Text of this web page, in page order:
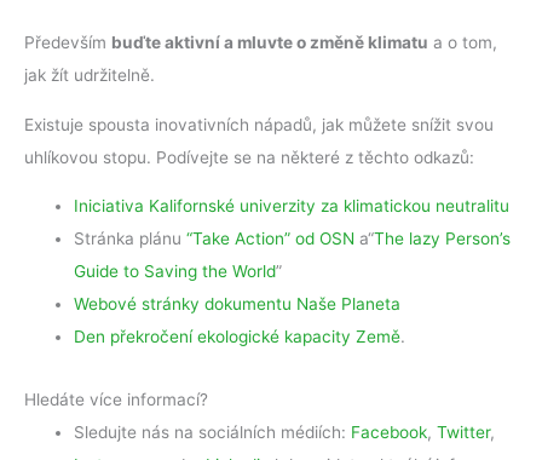
Především buďte aktivní a mluvte o změně klimatu a o tom,
jak žít udržitelně.
Existuje spousta inovativních nápadů, jak můžete snížit svou
uhlíkovou stopu. Podívejte se na některé z těchto odkazů:
Iniciativa Kalifornské univerzity za klimatickou neutralitu
Stránka plánu“Take Action” od OSNa“The lazy Person’s
Guide to Saving the World”
Webové stránky dokumentu Naše Planeta
Den překročení ekologické kapacity Země.
Hledáte více informací?
Sledujte nás na sociálních médiích: Facebook,Twitter,